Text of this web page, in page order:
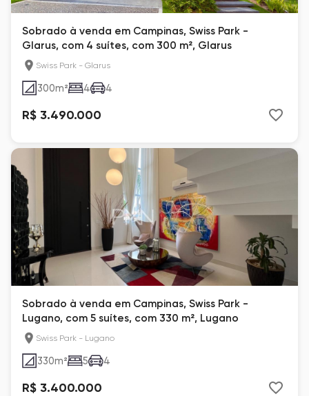
Sobrado à venda em Campinas, Swiss Park -
Glarus, com 4 suítes, com 300 m², Glarus
Swiss Park - Glarus
300m² 4 4
R$ 3.490.000
Sobrado à venda em Campinas, Swiss Park -
Lugano, com 5 suítes, com 330 m², Lugano
Swiss Park - Lugano
330m² 5 4
R$ 3.400.000